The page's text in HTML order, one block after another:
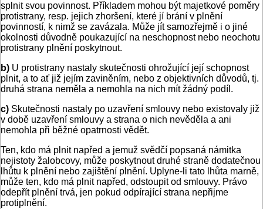
splnit svou povinnost. Příkladem mohou být majetkové poměry
protistrany, resp. jejich zhoršení, které jí brání v plnění
povinností, k nimž se zavázala. Může jít samozřejmě i o jiné
okolnosti důvodně poukazující na neschopnost nebo neochotu
protistrany plnění poskytnout.
b) U protistrany nastaly skutečnosti ohrožující její schopnost
plnit, a to ať již jejím zaviněním, nebo z objektivních důvodů, tj.
druhá strana neměla a nemohla na nich mít žádný podíl.
c) Skutečnosti nastaly po uzavření smlouvy nebo existovaly již
v době uzavření smlouvy a strana o nich nevěděla a ani
nemohla při běžné opatrnosti vědět.
Ten, kdo má plnit napřed a jemuž svědčí popsaná námitka
nejistoty žalobcovy, může poskytnout druhé straně dodatečnou
lhůtu k plnění nebo zajištění plnění. Uplyne-li tato lhůta marně,
může ten, kdo má plnit napřed, odstoupit od smlouvy. Právo
odepřít plnění trvá, jen pokud odpírající strana nepřijme
protiplnění.